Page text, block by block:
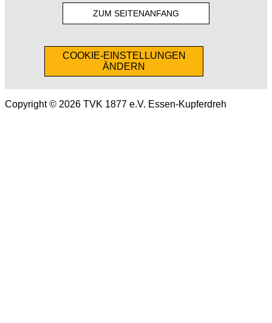
ZUM SEITENANFANG
COOKIE-EINSTELLUNGEN
ÄNDERN
Copyright © 2026 TVK 1877 e.V. Essen-Kupferdreh